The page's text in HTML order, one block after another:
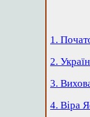
1.
2.
3.
4. Віра